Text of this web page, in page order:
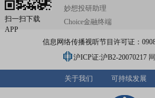
扫一扫下载
APP
妙想投研助理
Choice金融终端
信息网络传播视听节目许可证：
沪ICP证:沪B2-20070217
关于我们 可持续发展